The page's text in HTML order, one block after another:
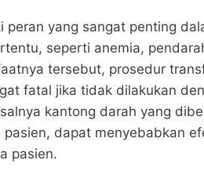
peran yang sangat penting
seperti anemia,
tersebut, prosedur
fatal jika tidak dilakukan
kantong darah yang
dapat menyebabkan
pasien.